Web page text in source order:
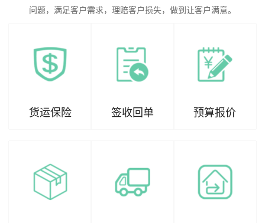
问题，满足客户需求，理赔客户损失，做到让客户满意。
货运保险 签收回单 预算报价